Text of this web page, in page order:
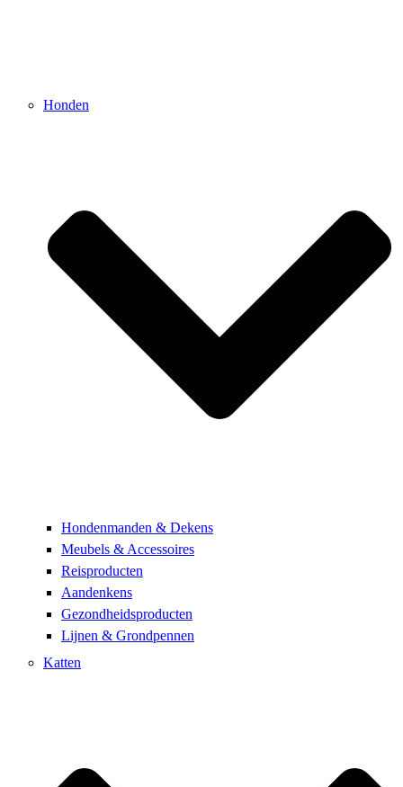
Honden
Hondenmanden & Dekens
Meubels & Accessoires
Reisproducten
Aandenkens
Gezondheidsproducten
Lijnen & Grondpennen
Katten